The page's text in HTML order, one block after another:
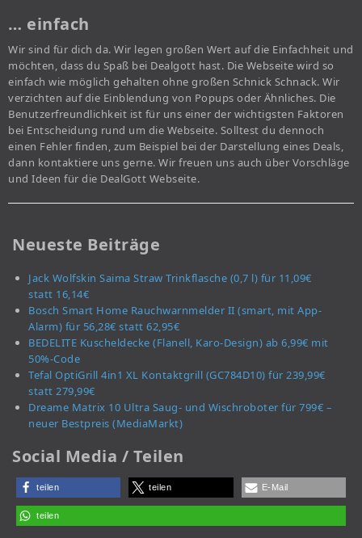
… einfach
Wir sind für dich da. Wir legen großen Wert auf die Einfachheit und
möchten, dass du Spaß bei Dealgott hast. Die Webseite wird so
einfach wie möglich gehalten ohne großen Schnick Schnack. Wir
verzichten auf die Einblendung von Popups oder Ähnliches. Die
Benutzerfreundlichkeit ist für uns einer der wichtigsten Faktoren
bei Entscheidung rund um die Webseite. Solltest du dennoch
einen Fehler finden, zum Beispiel bei der Darstellung eines Deals,
dann kontaktiere uns gerne. Wir freuen uns auch über Vorschläge
und Ideen für die DealGott Webseite.
Neueste Beiträge
Jack Wolfskin Saima Straw Trinkflasche (0,7 l) für 11,09€
statt 16,14€
Bosch Smart Home Rauchwarnmelder II (smart, mit App-
Alarm) für 56,28€ statt 62,95€
BEDELITE Kuscheldecke (Flanell, Karo-Design) ab 6,99€ mit
50%-Code
Tefal OptiGrill 4in1 XL Kontaktgrill (GC784D10) für 239,99€
statt 279,99€
Dreame Matrix 10 Ultra Saug- und Wischroboter für 799€ –
neuer Bestpreis (MediaMarkt)
Social Media / Teilen
teilen teilen E-Mail
teilen